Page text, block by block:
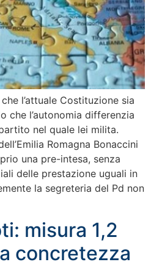
l’attuale Costituzione sia
che l’autonomia differenzia
nel quale lei milita.
Romagna Bonaccini
una pre-intesa, senza
delle prestazione uguali in
la segreteria del Pd non
misura 1,2
concretezza